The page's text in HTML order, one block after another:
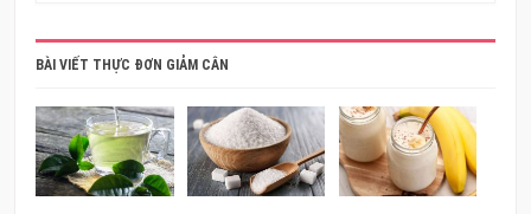
BÀI VIẾT THỰC ĐƠN GIẢM CÂN